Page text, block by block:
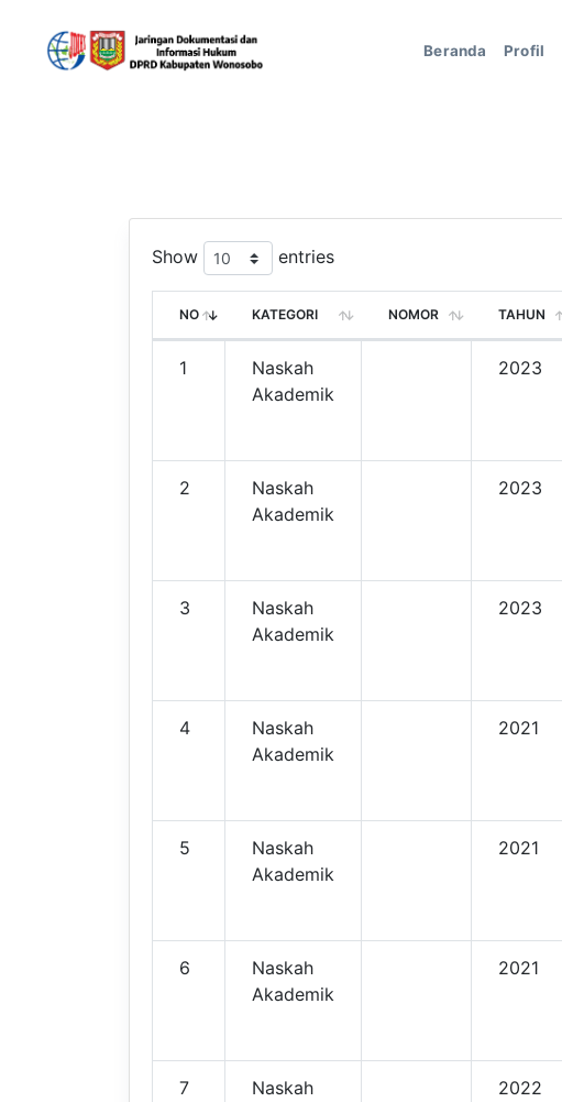
Beranda Profil
Show entries
NO KATEGORI NOMOR TAHUN
1
Naskah
Akademik
2023
2
Naskah
Akademik
2023
3
Naskah
Akademik
2023
4
Naskah
Akademik
2021
5
Naskah
Akademik
2021
6
Naskah
Akademik
2021
7
Naskah
2022